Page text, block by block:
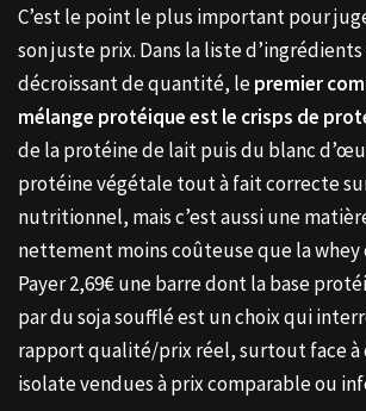
C’est le point le plus important pour
son juste prix. Dans la liste
décroissant de quantité, lepremier
mélange protéique est le crisps de
de la protéine de lait puis du blanc
protéine végétale tout à fait correcte
nutritionnel, mais c’est aussi une
nettement moins coûteuse que la whey
Payer 2,69€ une barre dont la base
par du soja soufflé est un choix qui
rapport qualité/prix réel, surtout face à
isolate vendues à prix comparable ou